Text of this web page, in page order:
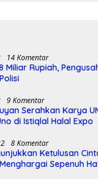
14 Komentar
Miliar Rupiah,
9 Komentar
Serahkan Karya
di Istiqlal Halal Expo
8 Komentar
Ketulusan
Sepenuh